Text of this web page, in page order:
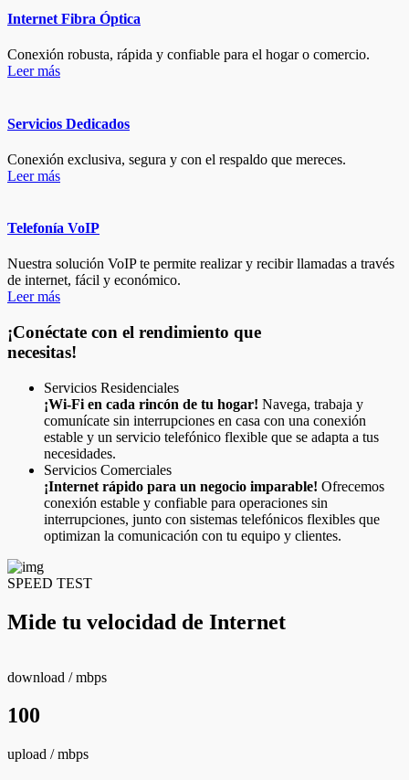
Internet Fibra Óptica
Conexión robusta, rápida y confiable para el hogar o comercio.
Leer más
Servicios Dedicados
Conexión exclusiva, segura y con el respaldo que mereces.
Leer más
Telefonía VoIP
Nuestra solución VoIP te permite realizar y recibir llamadas a través
de internet, fácil y económico.
Leer más
¡Conéctate con el rendimiento que
necesitas!
Servicios Residenciales
¡Wi-Fi en cada rincón de tu hogar! Navega, trabaja y
comunícate sin interrupciones en casa con una conexión
estable y un servicio telefónico flexible que se adapta a tus
necesidades.
Servicios Comerciales
¡Internet rápido para un negocio imparable! Ofrecemos
conexión estable y confiable para operaciones sin
interrupciones, junto con sistemas telefónicos flexibles que
optimizan la comunicación con tu equipo y clientes.
SPEED TEST
Mide tu velocidad de Internet
download / mbps
100
upload / mbps